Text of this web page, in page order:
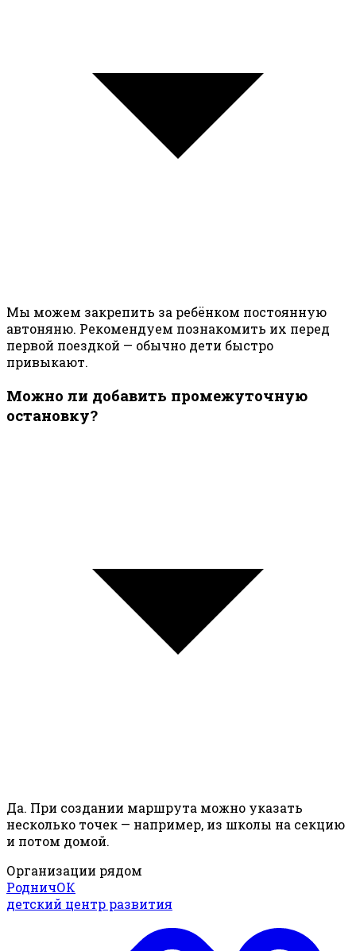
Мы можем закрепить за ребёнком постоянную
автоняню. Рекомендуем познакомить их перед
первой поездкой — обычно дети быстро
привыкают.
Можно ли добавить промежуточную
остановку?
Да. При создании маршрута можно указать
несколько точек — например, из школы на секцию
и потом домой.
Организации рядом
РодничОК
детский центр развития